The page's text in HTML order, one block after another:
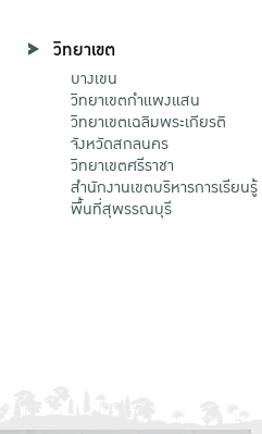
วิทยาเขต
บางเขน
วิทยาเขตกําแพงแสน
วิทยาเขตเฉลิมพระเกียรติ
จังหวัดสกลนคร
วิทยาเขตศรีราชา
สำนักงานเขตบริหารการเรียนรู้
พื้นที่สุพรรณบุรี